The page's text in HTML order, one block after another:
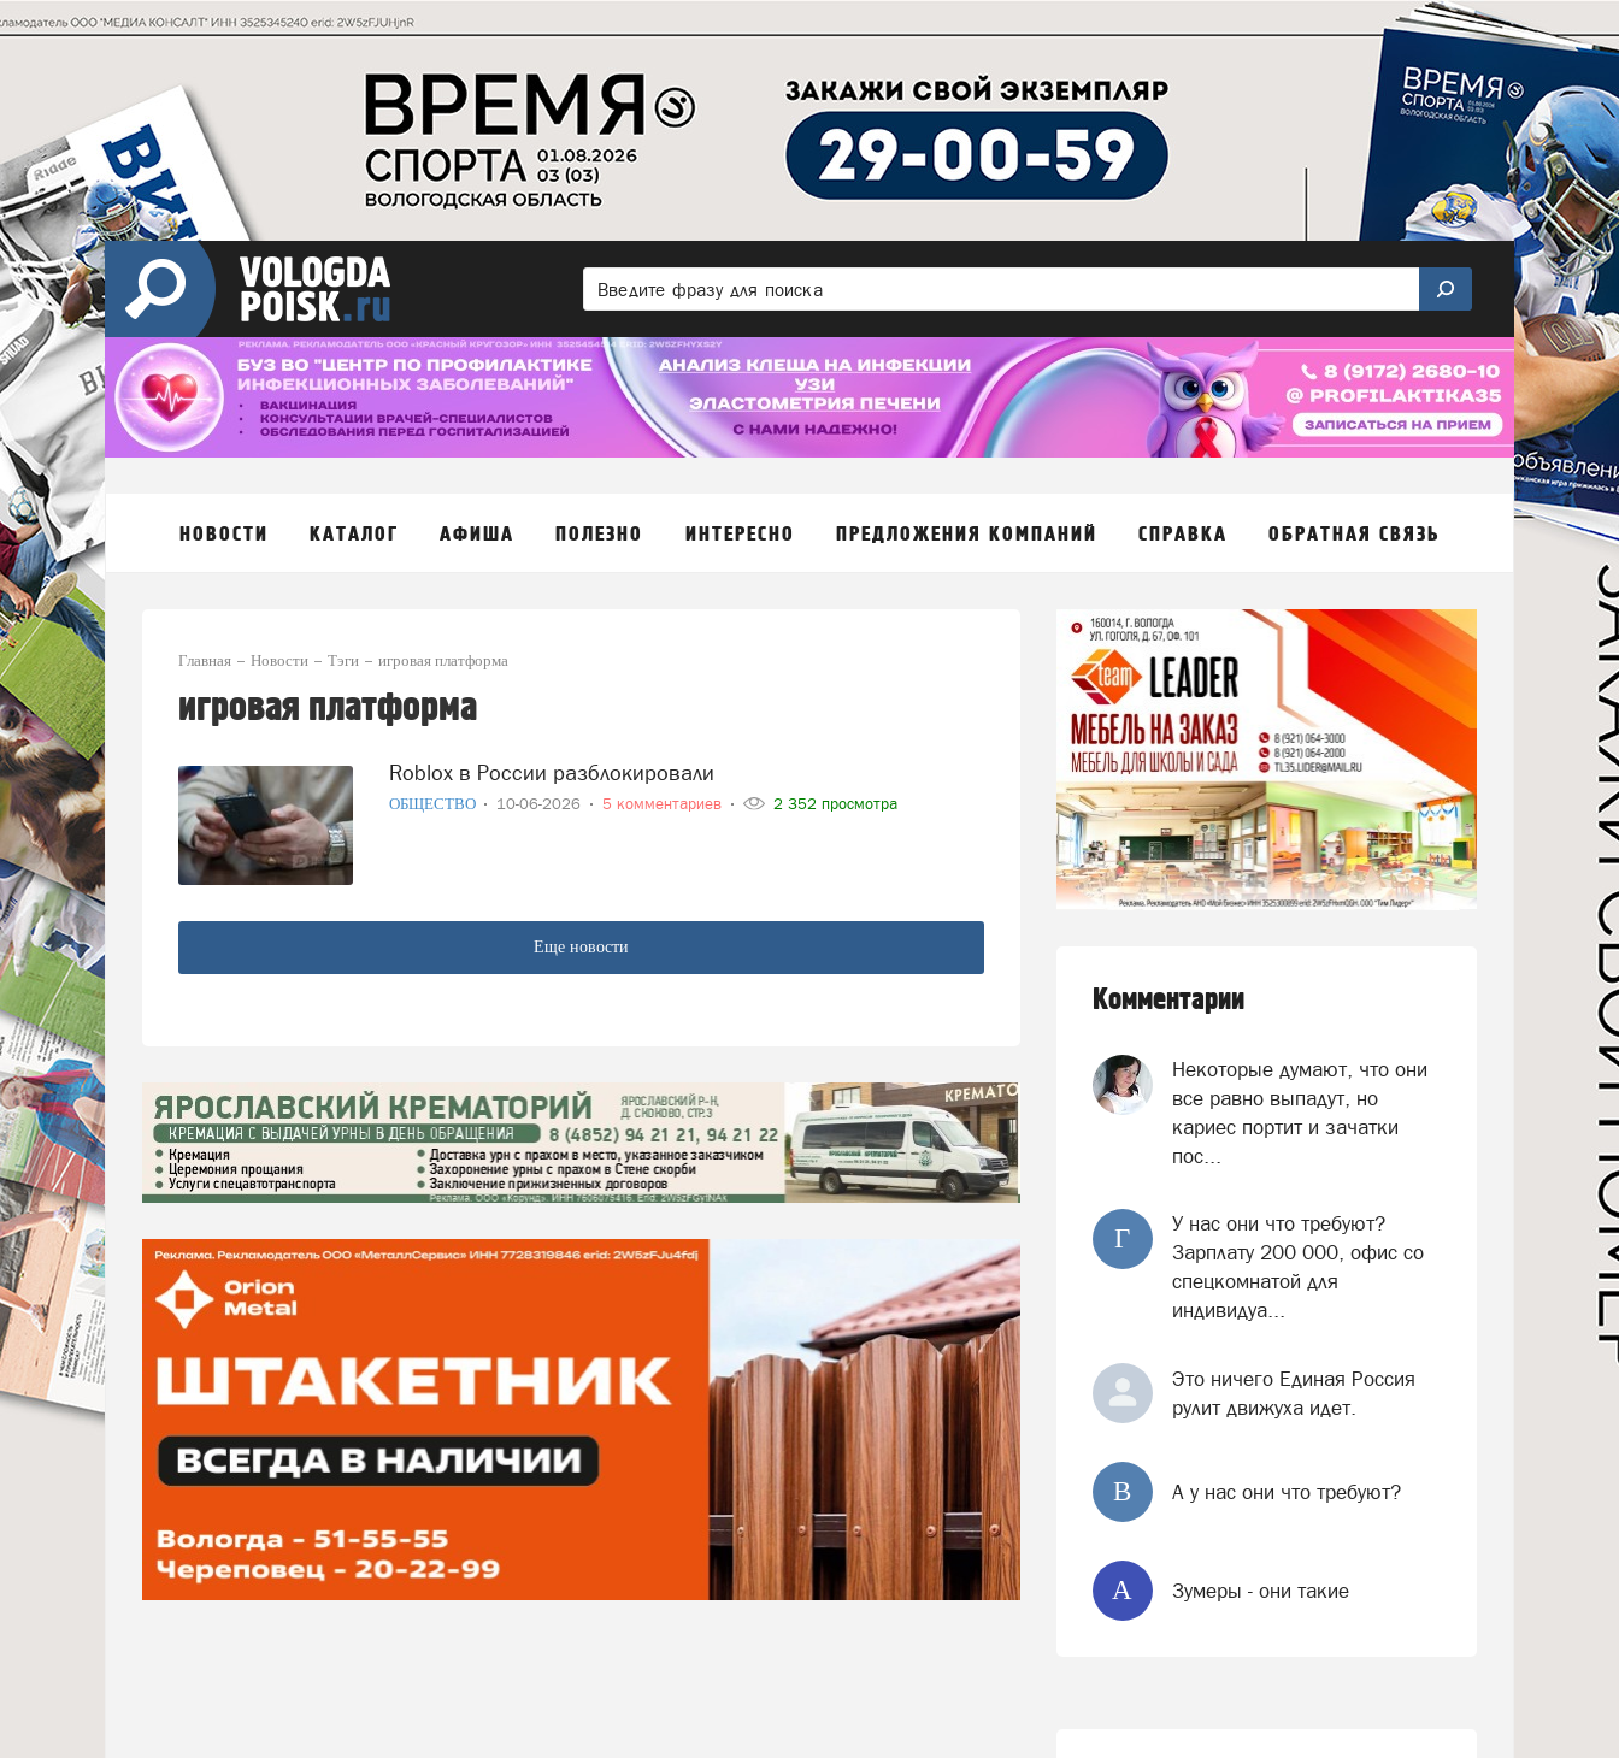
НОВОСТИ КАТАЛОГ АФИША ПОЛЕЗНО ИНТЕРЕСНО ПРЕДЛОЖЕНИЯ КОМПАНИЙ СПРАВКА ОБРАТНАЯ СВЯЗЬ
Главная Новости Тэги игровая платформа
игровая платформа
Roblox в России разблокировали
ОБЩЕСТВО 10-06-2026 5 комментариев 2 352 просмотра
Еще новости
Комментарии
Некоторые думают, что они
все равно выпадут, но
кариес портит и зачатки
пос...
Г
У нас они что требуют?
Зарплату 200 000, офис со
спецкомнатой для
индивидуа...
Это ничего Единая Россия
рулит движуха идет.
В А у нас они что требуют?
A Зумеры - они такие